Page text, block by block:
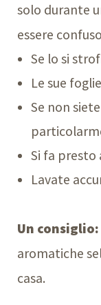
solo durante
essere
Se lo si
Le sue
Se non
Si fa presto
Lavate
Un consiglio:
aromatiche
casa.